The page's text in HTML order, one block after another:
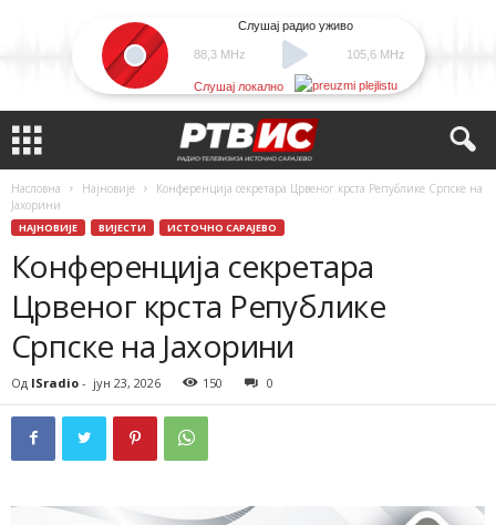
88,3 MHz
Слушај радио уживо
105,6 MHz
Слушај локално
Насловна Најновије
Конференција секретара Црвеног крста Републике Српске на
Јахорини
НАЈНОВИЈЕ ВИЈЕСТИ ИСТОЧНО САРАЈЕВО
Конференција секретара
Црвеног крста Републике
Српске на Јахорини
Од ISradio - јун 23, 2026 150 0